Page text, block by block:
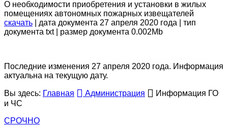
О необходимости приобретения и установки в жилых
помещениях автономных пожарных извещателей
скачать | дата документа 27 апреля 2020 года | тип
документа txt | размер документа 0.002Mb
Последние изменения 27 апреля 2020 года. Информация
актуальна на текущую дату.
Вы здесь: Главная Администрация
Информация ГО
и ЧС
СРОЧНО